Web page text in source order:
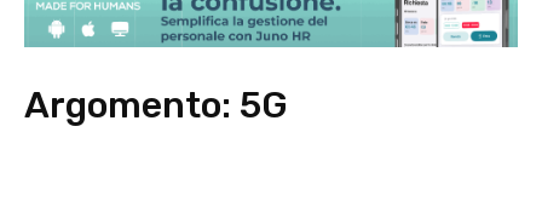
Argomento: 5G